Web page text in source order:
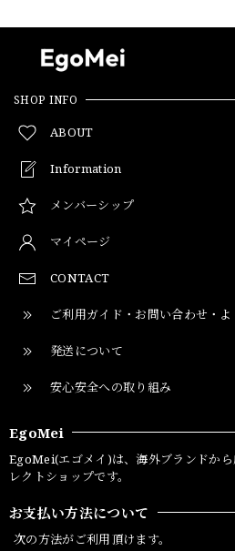
SHOP INFO
ABOUT
Information
メンバーシップ
マイページ
CONTACT
ご利用ガイド・お問い合わせ・
発送について
安心安全への取り組み
EgoMei
EgoMei(エゴメイ)は、海外ブランドか
レクトショップです。
お支払い方法について
次の方法がご利用頂けます。